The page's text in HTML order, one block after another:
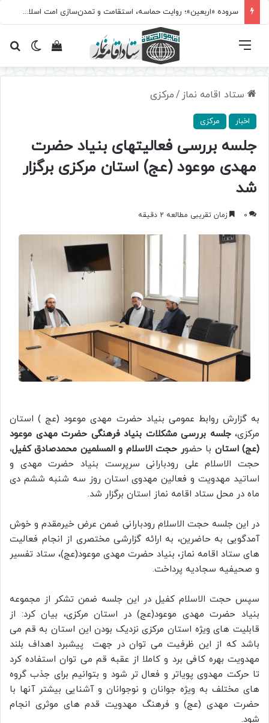
سروده‌ «اربعین»؛ روایت حماسه، استقامت و تمدن‌سازی امت اسلامی
تغییرمشاهده فهرست
ستاد اقامه نماز /مرکزی
اخبار مرکزی
جلسه بررسی فعالیتهای بنیاد حضرت
مهدی موعود (عج) استان مرکزی برگزار
شد
0 زمان تقریبی مطالعه 2 دقیقه
به گزارش روابط عمومی بنیاد حضرت مهدی موعود (عج ) استان
مرکزی، جلسه بررسی مشکلات بنیاد فرهنگی حضرت مهدی موعود
(عج) استان با حضور حجت الاسلام و المسلمین محمدصادق کفیل،
حجت الاسلام علی رودبارانی سرپرست بنیاد حضرت مهدی و
اساتید مهدویت و فعالین مهدوی استان روز سه شنبه ششم دی
ماه در محل ستاد اقامه نماز استان برگزار شد.
در این جلسه حجت الاسلام رودبارانی ضمن عرض خیرمقدم و خوش
آمدگویی به حاضرین، به ارائه گزارشی مختصری از انجام فعالیت
های ستاد اقامه نماز، بنیاد حضرت مهدی موعود(عج)، ستاد تفسیر
و صحیفیه سجادیه پرداخت.
سپس حجت الاسلام کفیل در این جلسه ضمن تشکر از مجموعه
بنیاد حضرت مهدی موعود(عج) در استان مرکزی، بیان کرد: از
قابلیت های ویژه استان مرکزی نزدیک بودن این استان به قم می
باشد که از این ظرفیت می توان در جهت پیشبرد اهداف بلند
مهدویت بهره کافی برد و کاملا از عقبه قم می توان استفاده کرد
تا حرکت مهدوی پویاتر و فعال تر شود و بتوانیم برای جذب گروه
های مختلف به ویژه جوانان و نوجوانان و آشنایی بیشتر آنها با
حضرت مهدی (عج) و فرهنگ مهدویت قدم های موثری انجام
شود.